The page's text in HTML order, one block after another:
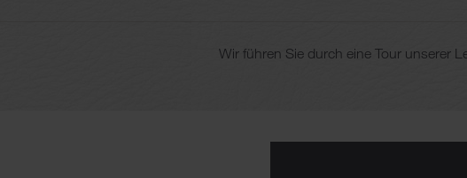
Wir führen Sie durch eine Tour unserer